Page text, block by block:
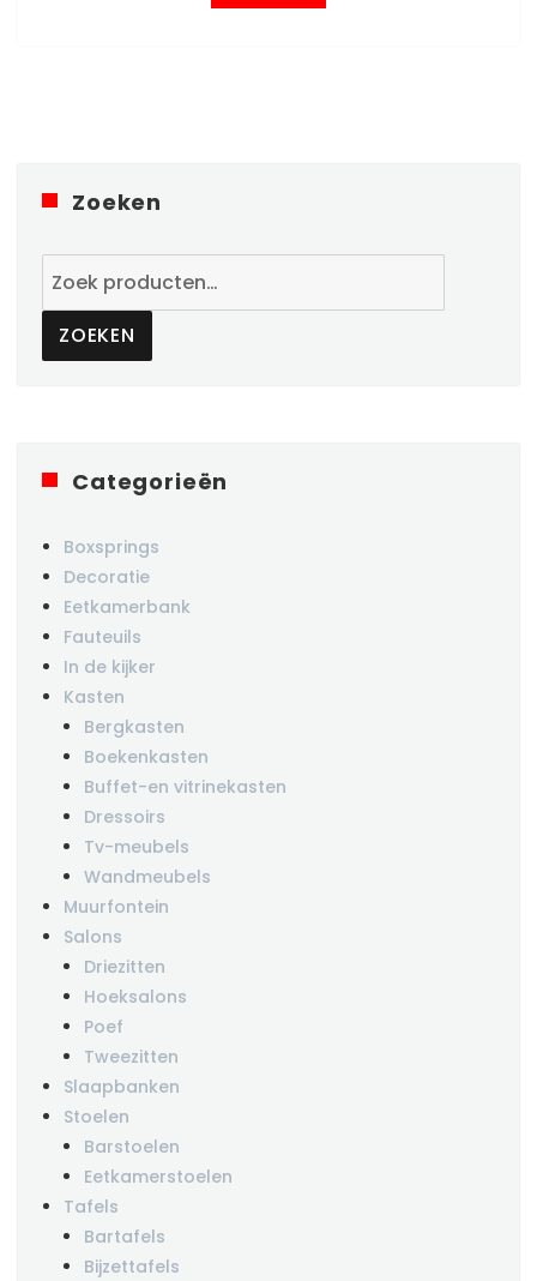
Zoeken
naar:
ZOEKEN
Categorieën
Boxsprings
Decoratie
Eetkamerbank
Fauteuils
In de kijker
Kasten
Bergkasten
Boekenkasten
Buffet-en vitrinekasten
Dressoirs
Tv-meubels
Wandmeubels
Muurfontein
Salons
Driezitten
Hoeksalons
Poef
Tweezitten
Slaapbanken
Stoelen
Barstoelen
Eetkamerstoelen
Tafels
Bartafels
Bijzettafels